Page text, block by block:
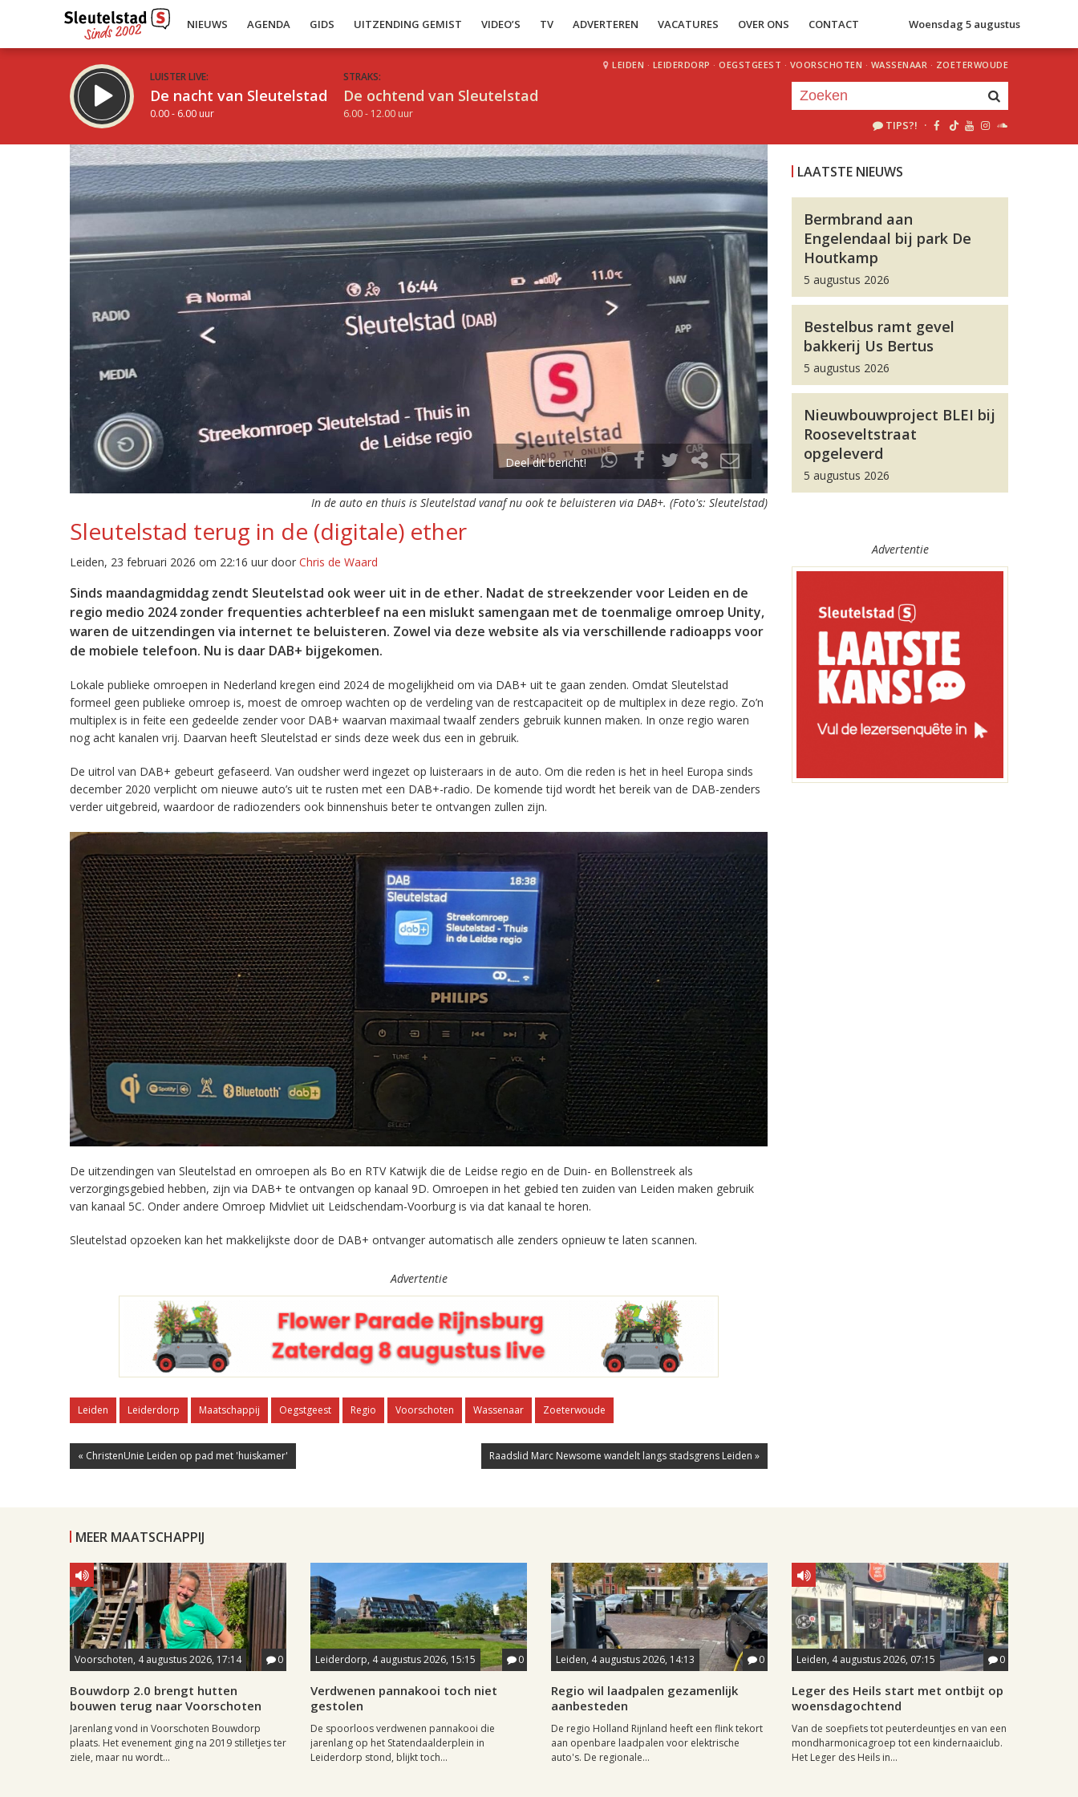
NIEUWS AGENDA GIDS UITZENDING GEMIST VIDEO’S TV ADVERTEREN VACATURES OVER ONS CONTACT Woensdag 5 augustus
LUISTER LIVE:
De nacht van Sleutelstad
0.00 - 6.00 uur
STRAKS:
De ochtend van Sleutelstad
6.00 - 12.00 uur
LEIDEN · LEIDERDORP · OEGSTGEEST · VOORSCHOTEN · WASSENAAR · ZOETERWOUDE
TIPS?! ·
Deel dit bericht!
In de auto en thuis is Sleutelstad vanaf nu ook te beluisteren via DAB+. (Foto's: Sleutelstad)
Sleutelstad terug in de (digitale) ether
Leiden, 23 februari 2026 om 22:16 uur door Chris de Waard
Sinds maandagmiddag zendt Sleutelstad ook weer uit in de ether. Nadat de streekzender voor Leiden en de
regio medio 2024 zonder frequenties achterbleef na een mislukt samengaan met de toenmalige omroep Unity,
waren de uitzendingen via internet te beluisteren. Zowel via deze website als via verschillende radioapps voor
de mobiele telefoon. Nu is daar DAB+ bijgekomen.
Lokale publieke omroepen in Nederland kregen eind 2024 de mogelijkheid om via DAB+ uit te gaan zenden. Omdat Sleutelstad
formeel geen publieke omroep is, moest de omroep wachten op de verdeling van de restcapaciteit op de multiplex in deze regio. Zo’n
multiplex is in feite een gedeelde zender voor DAB+ waarvan maximaal twaalf zenders gebruik kunnen maken. In onze regio waren
nog acht kanalen vrij. Daarvan heeft Sleutelstad er sinds deze week dus een in gebruik.
De uitrol van DAB+ gebeurt gefaseerd. Van oudsher werd ingezet op luisteraars in de auto. Om die reden is het in heel Europa sinds
december 2020 verplicht om nieuwe auto’s uit te rusten met een DAB+-radio. De komende tijd wordt het bereik van de DAB-zenders
verder uitgebreid, waardoor de radiozenders ook binnenshuis beter te ontvangen zullen zijn.
De uitzendingen van Sleutelstad en omroepen als Bo en RTV Katwijk die de Leidse regio en de Duin- en Bollenstreek als
verzorgingsgebied hebben, zijn via DAB+ te ontvangen op kanaal 9D. Omroepen in het gebied ten zuiden van Leiden maken gebruik
van kanaal 5C. Onder andere Omroep Midvliet uit Leidschendam-Voorburg is via dat kanaal te horen.
Sleutelstad opzoeken kan het makkelijkste door de DAB+ ontvanger automatisch alle zenders opnieuw te laten scannen.
Advertentie
Leiden Leiderdorp Maatschappij Oegstgeest Regio Voorschoten Wassenaar Zoeterwoude
« ChristenUnie Leiden op pad met 'huiskamer' Raadslid Marc Newsome wandelt langs stadsgrens Leiden »
LAATSTE NIEUWS
Bermbrand aan
Engelendaal bij park De
Houtkamp
5 augustus 2026
Bestelbus ramt gevel
bakkerij Us Bertus
5 augustus 2026
Nieuwbouwproject BLEI bij
Rooseveltstraat
opgeleverd
5 augustus 2026
Advertentie
MEER MAATSCHAPPIJ
Voorschoten, 4 augustus 2026, 17:14 0
Bouwdorp 2.0 brengt hutten
bouwen terug naar Voorschoten
Jarenlang vond in Voorschoten Bouwdorp
plaats. Het evenement ging na 2019 stilletjes ter
ziele, maar nu wordt...
Leiderdorp, 4 augustus 2026, 15:15 0
Verdwenen pannakooi toch niet
gestolen
De spoorloos verdwenen pannakooi die
jarenlang op het Statendaalderplein in
Leiderdorp stond, blijkt toch...
Leiden, 4 augustus 2026, 14:13 0
Regio wil laadpalen gezamenlijk
aanbesteden
De regio Holland Rijnland heeft een flink tekort
aan openbare laadpalen voor elektrische
auto's. De regionale...
Leiden, 4 augustus 2026, 07:15 0
Leger des Heils start met ontbijt op
woensdagochtend
Van de soepfiets tot peuterdeuntjes en van een
mondharmonicagroep tot een kindernaaiclub.
Het Leger des Heils in...